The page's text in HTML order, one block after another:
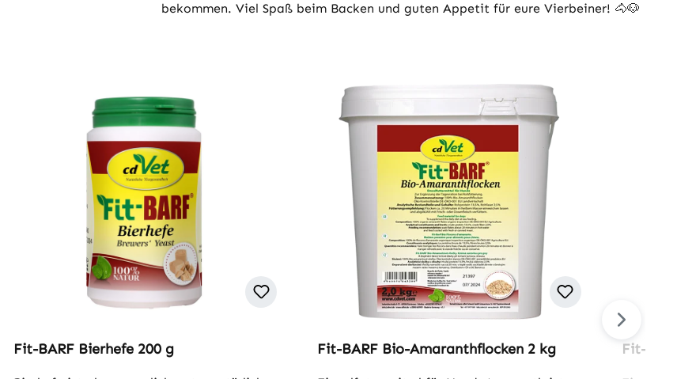
bekommen. Viel Spaß beim Backen und guten Appetit für eure Vierbeiner! 🐴🐶
Fit-BARF Bierhefe 200 g Fit-BARF Bio-Amaranthflocken 2 kg Fit-